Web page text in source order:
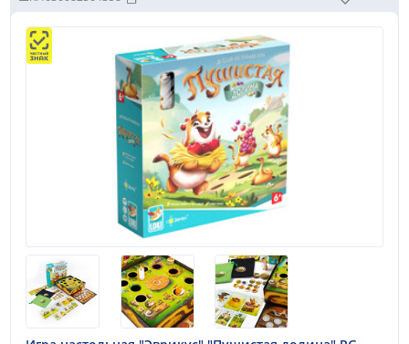
Поиск по выбранному разделу
Поиск
Наличие в выбранном филиале
В наличии
Цена: